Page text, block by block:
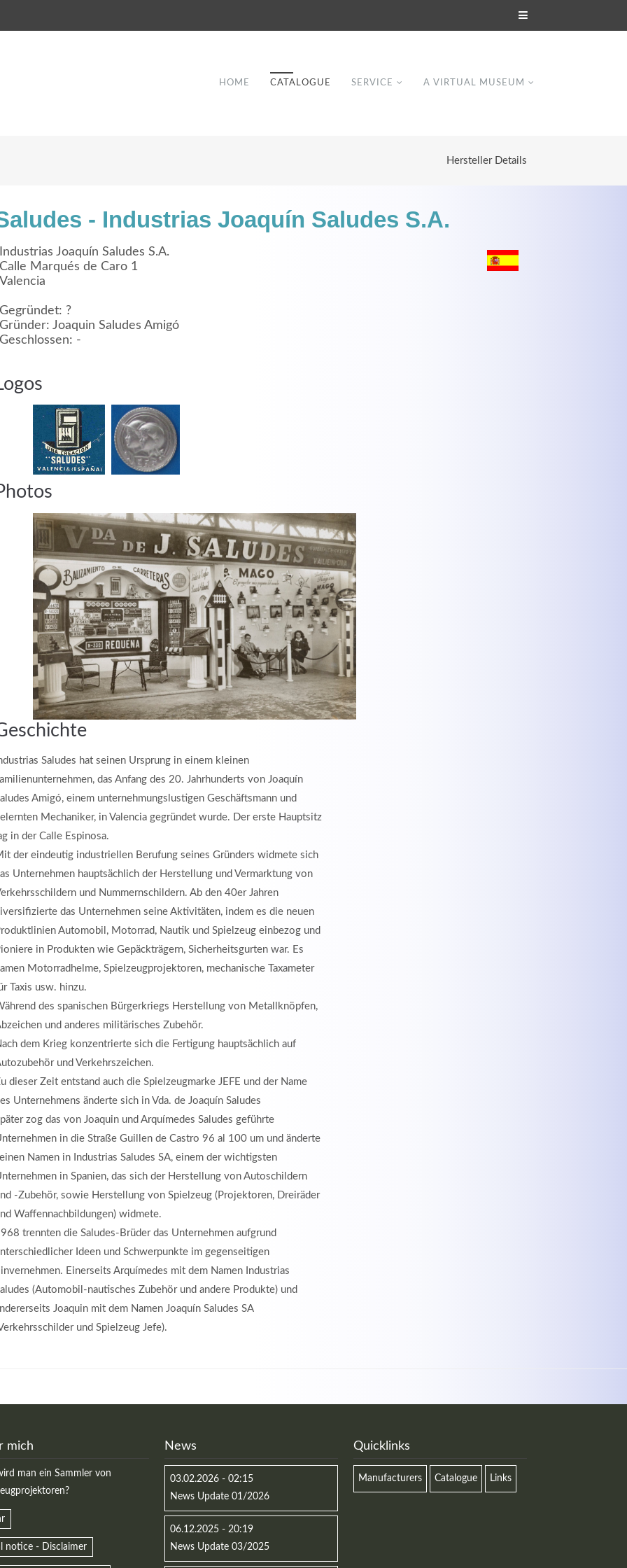
HOME CATALOGUE SERVICE A VIRTUAL MUSEUM
Hersteller Details
- Industrias Joaquín Saludes S.A.
Industrias Joaquín Saludes S.A.
Calle Marqués de Caro 1
Valencia
Gegründet: ?
Gründer: Joaquin Saludes Amigó
Geschlossen: -
Saludes hat seinen Ursprung in einem kleinen
das Anfang des 20. Jahrhunderts von Joaquín
Amigó, einem unternehmungslustigen Geschäftsmann und
Mechaniker, in Valencia gegründet wurde. Der erste Hauptsitz
in der Calle Espinosa.
der eindeutig industriellen Berufung seines Gründers widmete sich
Unternehmen hauptsächlich der Herstellung und Vermarktung von
und Nummernschildern. Ab den 40er Jahren
das Unternehmen seine Aktivitäten, indem es die neuen
Automobil, Motorrad, Nautik und Spielzeug einbezog und
in Produkten wie Gepäckträgern, Sicherheitsgurten war. Es
Motorradhelme, Spielzeugprojektoren, mechanische Taxameter
Taxis usw. hinzu.
des spanischen Bürgerkriegs Herstellung von Metallknöpfen,
und anderes militärisches Zubehör.
dem Krieg konzentrierte sich die Fertigung hauptsächlich auf
und Verkehrszeichen.
dieser Zeit entstand auch die Spielzeugmarke JEFE und der Name
Unternehmens änderte sich in Vda. de Joaquín Saludes
zog das von Joaquin und Arquímedes Saludes geführte
in die Straße Guillen de Castro 96 al 100 um und änderte
Namen in Industrias Saludes SA, einem der wichtigsten
in Spanien, das sich der Herstellung von Autoschildern
-Zubehör, sowie Herstellung von Spielzeug (Projektoren, Dreiräder
Waffennachbildungen) widmete.
trennten die Saludes-Brüder das Unternehmen aufgrund
Ideen und Schwerpunkte im gegenseitigen
Einerseits Arquímedes mit dem Namen Industrias
(Automobil-nautisches Zubehör und andere Produkte) und
Joaquin mit dem Namen Joaquín Saludes SA
und Spielzeug Jefe).
mich
man ein Sammler von
notice - Disclaimer
News
03.02.2026 - 02:15
News Update 01/2026
06.12.2025 - 20:19
News Update 03/2025
Quicklinks
Manufacturers Catalogue Links
Good Service
Lorem ipsum dolor sit amet, consectetuer
Lorem ipsum dolor sit amet, consectetuer